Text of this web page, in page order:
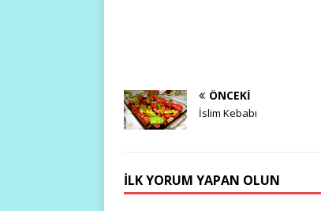
ÖNCEKI
İslim Kebabı
İLK YORUM YAPAN OLUN